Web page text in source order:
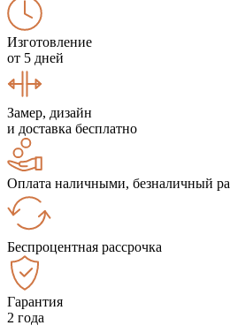
Изготовление
от 5 дней
Замер, дизайн
и доставка бесплатно
Оплата наличными, безналичный
Беспроцентная рассрочка
Гарантия
2 года